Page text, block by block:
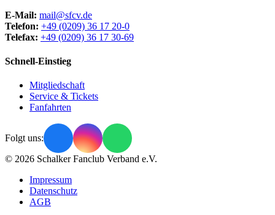
E-Mail: mail@sfcv.de
Telefon: +49 (0209) 36 17 20-0
Telefax: +49 (0209) 36 17 30-69
Schnell-Einstieg
Mitgliedschaft
Service & Tickets
Fanfahrten
Folgt uns:
© 2026 Schalker Fanclub Verband e.V.
Impressum
Datenschutz
AGB